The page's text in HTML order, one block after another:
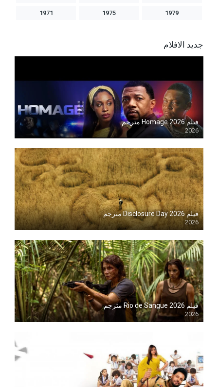
1979
1975
1971
جديد الافلام
فيلم Homage 2026 مترجم
2026
Blu-ray
فيلم Disclosure Day 2026 مترجم
2026
Blu-ray
فيلم Rio de Sangue 2026 مترجم
2026
Blu-ray